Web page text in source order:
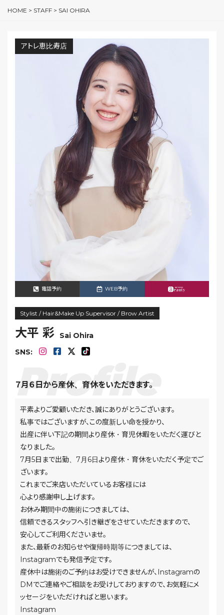
HOME > STAFF > SAI OHIRA
アトレ恵比寿店
電話予約 WEB予約
Stylist / Hair&Make Up Supervisor / Brow Artist
大平 彩
Sai Ohira
SNS:
７月６日から産休、育休をいただきます。
平素よりご愛顧いただき、誠にありがとうございます。
私事ではございますが、この度新しい命を授かり、
出産に伴い下記の期間より産休・育児休暇をいただく運びと
なりました。
7月5日まで出勤、7月6日より産休・育休をいただく予定でご
ざいます。
これまでご来店いただいているお客様には
心より感謝申し上げます。
お休み期間中の施術につきましては、
信頼できるスタッフへ引き継ぎをさせていただきますので、
安心してご利用くださいませ。
また、最新のお知らせや復帰時期等につきましては、
Instagramでも発信予定です。
産休中は施術のご予約はお受けできませんが、Instagramの
DMでご連絡やご相談をお受けしておりますので、お気軽にメ
ッセージをいただければと思います。
Instagram